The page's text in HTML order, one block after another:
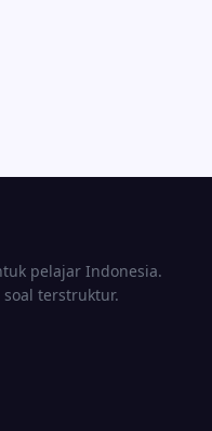
pelajar Indonesia.
terstruktur.